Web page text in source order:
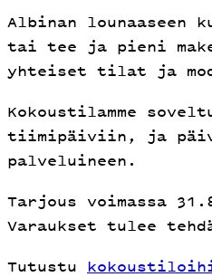
Albinan lounaaseen
tai tee ja pieni
yhteiset tilat ja
Kokoustilamme
tiimipäiviin, ja
palveluineen.
Tarjous voimassa
Varaukset tulee
Tutustu